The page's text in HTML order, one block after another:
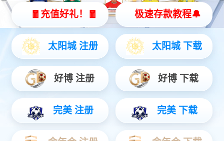
立即订阅
微信搜一搜
jiuyou.com智能